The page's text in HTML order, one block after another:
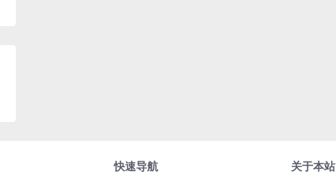
快速导航 关于本站